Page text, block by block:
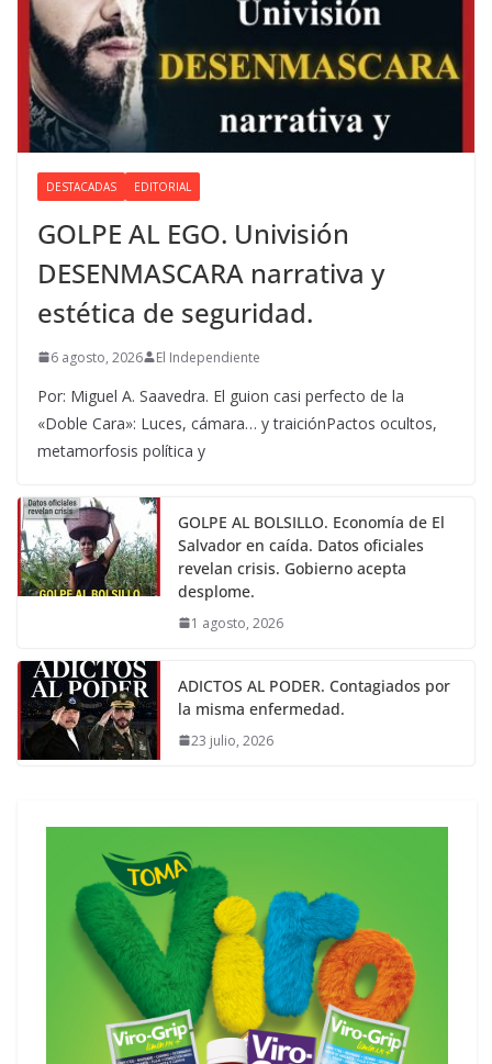
DESTACADAS EDITORIAL
GOLPE AL EGO. Univisión
DESENMASCARA narrativa y
estética de seguridad.
6 agosto, 2026 El Independiente
Por: Miguel A. Saavedra. El guion casi perfecto de la
«Doble Cara»: Luces, cámara… y traiciónPactos ocultos,
metamorfosis política y
GOLPE AL BOLSILLO. Economía de El
Salvador en caída. Datos oficiales
revelan crisis. Gobierno acepta
desplome.
1 agosto, 2026
ADICTOS AL PODER. Contagiados por
la misma enfermedad.
23 julio, 2026